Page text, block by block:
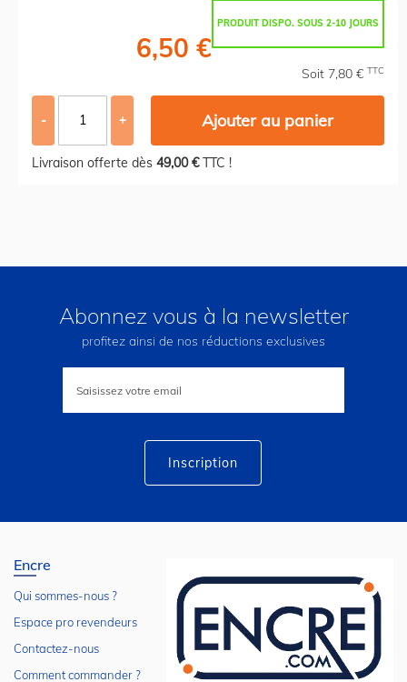
PRODUIT DISPO. SOUS 2-10 JOURS
6,50 €
Soit 7,80 € TTC
- + Ajouter au panier
Livraison offerte dès 49,00 €TTC !
Abonnez vous à la newsletter
profitez ainsi de nos réductions exclusives
lettre
Inscription
Encre
Qui sommes-nous ?
Espace pro revendeurs
Contactez-nous
Comment commander ?